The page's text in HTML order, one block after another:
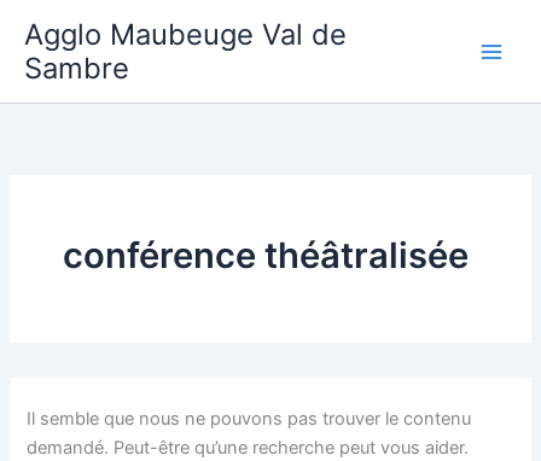
contenu
Agglo Maubeuge Val de
Sambre
conférence théâtralisée
Il semble que nous ne pouvons pas trouver le contenu
demandé. Peut-être qu’une recherche peut vous aider.